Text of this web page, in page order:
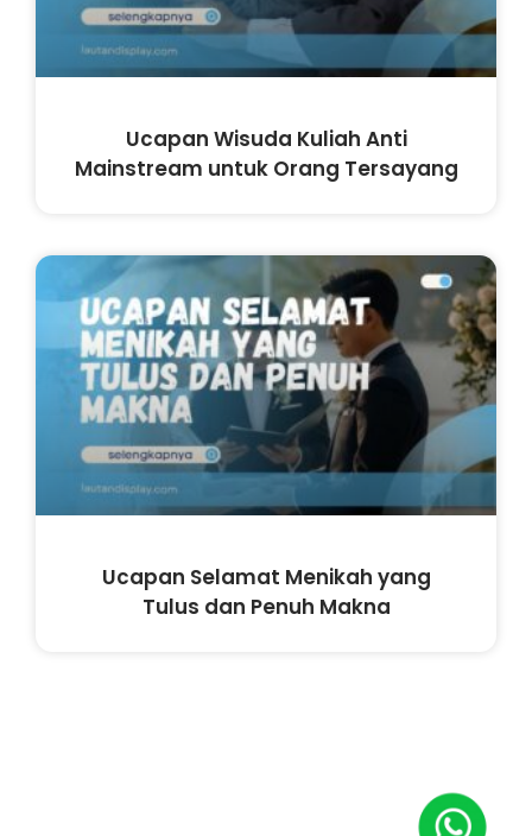
Ucapan Wisuda Kuliah Anti
Mainstream untuk Orang Tersayang
Ucapan Selamat Menikah yang
Tulus dan Penuh Makna